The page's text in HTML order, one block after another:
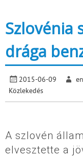
Szlovénia
drága
2015-06-09
Közlekedés
A szlovén
elvesztette a